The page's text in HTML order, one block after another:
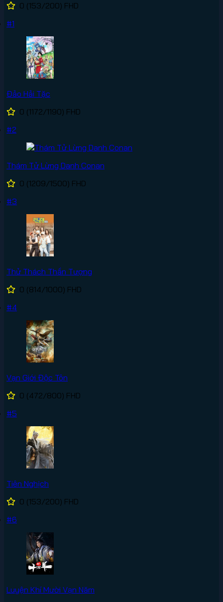
0 (153/200) FHD
#1
Đảo Hải Tặc
0 (1172/1190) FHD
#2
Thám Tử Lừng Danh Conan
0 (1209/1500) FHD
#3
Thử Thách Thần Tượng
0 (814/1000) FHD
#4
Vạn Giới Độc Tôn
0 (472/800) FHD
#5
Tiên Nghịch
0 (153/200) FHD
#6
Luyện Khí Mười Vạn Năm